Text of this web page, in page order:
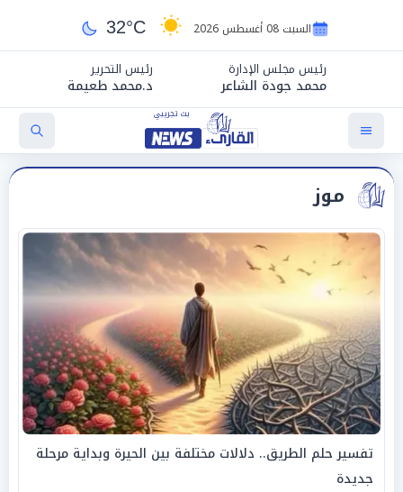
السبت 08 أغسطس 2026 32°C
رئيس مجلس الإدارة
محمد جودة الشاعر
رئيس التحرير
د.محمد طعيمة
موز
تفسير حلم الطريق.. دلالات مختلفة بين الحيرة وبداية مرحلة
جديدة